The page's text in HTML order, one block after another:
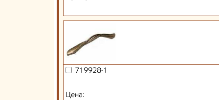
719928-1
Цена: